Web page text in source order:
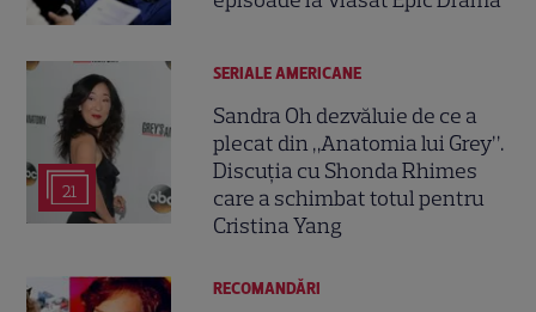
21
SERIALE AMERICANE
Sandra Oh dezvăluie de ce a
plecat din „Anatomia lui Grey”.
Discuția cu Shonda Rhimes
care a schimbat totul pentru
Cristina Yang
RECOMANDĂRI